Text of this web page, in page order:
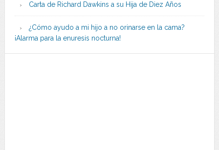
Carta de Richard Dawkins a su Hija de Diez Años
¿Cómo ayudo a mi hijo a no orinarse en la cama?
¡Alarma para la enuresis nocturna!